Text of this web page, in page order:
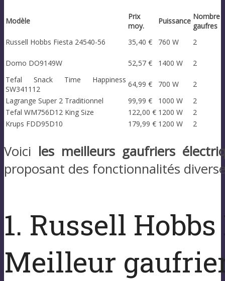
Modèle
Prix
moy.
Puissance
gaufres
Russell Hobbs Fiesta 24540-56
35,40 € 760 W 2
Domo DO9149W 52,57 € 1400 W
2
Tefal Snack Time Happiness
SW341112
64,99 € 700 W
2
Lagrange Super 2 Traditionnel
99,99 € 1000 W
2
Tefal WM756D12 King Size
122,00 € 1200 W
2
Krups FDD95D10
179,99 € 1200 W 2
Voici les meilleurs gaufriers
proposant des fonctionnalités
1. Russell
Meilleur